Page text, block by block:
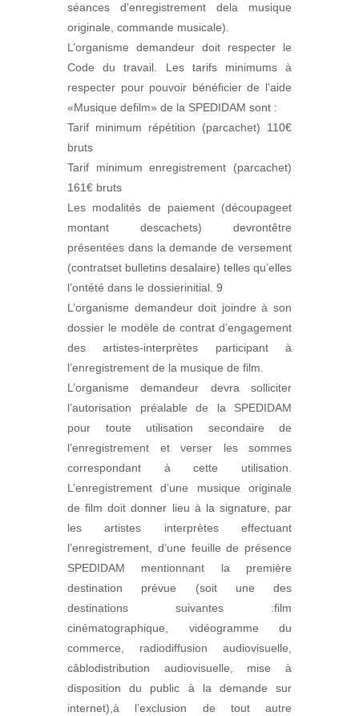
séances d’enregistrement dela musique
originale, commande musicale).
L’organisme demandeur doit respecter le
Code du travail. Les tarifs minimums à
respecter pour pouvoir bénéficier de l’aide
«Musique defilm» de la SPEDIDAM sont :
Tarif minimum répétition (parcachet) 110€
bruts
Tarif minimum enregistrement (parcachet)
161€ bruts
Les modalités de paiement (découpageet
montant descachets) devrontêtre
présentées dans la demande de versement
(contratset bulletins desalaire) telles qu’elles
l’ontété dans le dossierinitial. 9
L’organisme demandeur doit joindre à son
dossier le modèle de contrat d’engagement
des artistes-interprètes participant à
l’enregistrement de la musique de film.
L’organisme demandeur devra solliciter
l’autorisation préalable de la SPEDIDAM
pour toute utilisation secondaire de
l’enregistrement et verser les sommes
correspondant à cette utilisation.
L’enregistrement d’une musique originale
de film doit donner lieu à la signature, par
les artistes interprètes effectuant
l’enregistrement, d’une feuille de présence
SPEDIDAM mentionnant la première
destination prévue (soit une des
destinations suivantes :film
cinématographique, vidéogramme du
commerce, radiodiffusion audiovisuelle,
câblodistribution audiovisuelle, mise à
disposition du public à la demande sur
internet),à l’exclusion de tout autre